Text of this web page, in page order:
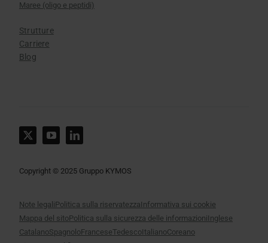
Maree (oligo e peptidi)
Strutture
Carriere
Blog
Copyright © 2025 Gruppo KYMOS
Note legaliPolitica sulla riservatezzaInformativa sui cookie
Mappa del sitoPolitica sulla sicurezza delle informazioniInglese
CatalanoSpagnoloFranceseTedescoItalianoCoreano